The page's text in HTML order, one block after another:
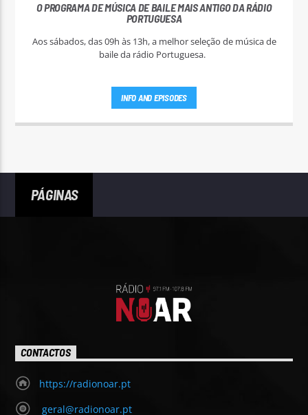
O PROGRAMA DE MÚSICA DE BAILE MAIS ANTIGO DA RÁDIO
PORTUGUESA
Aos sábados, das 09h às 13h, a melhor seleção de música de
INFO AND EPISODES
PÁGINAS
CONTACTOS
https://radionoar.pt
geral@radionoar.pt